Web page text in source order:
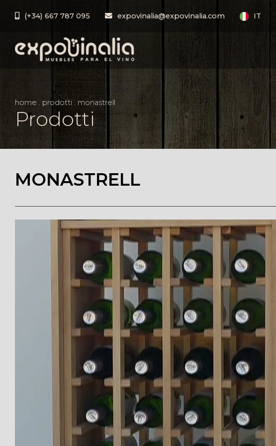
(+34) 667 787 095 expovinalia@expovinalia.com IT
home . prodotti. monastrell
Prodotti
MONASTRELL